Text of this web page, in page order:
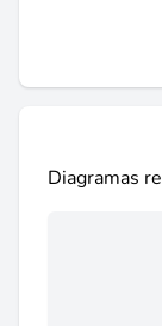
Diagramas